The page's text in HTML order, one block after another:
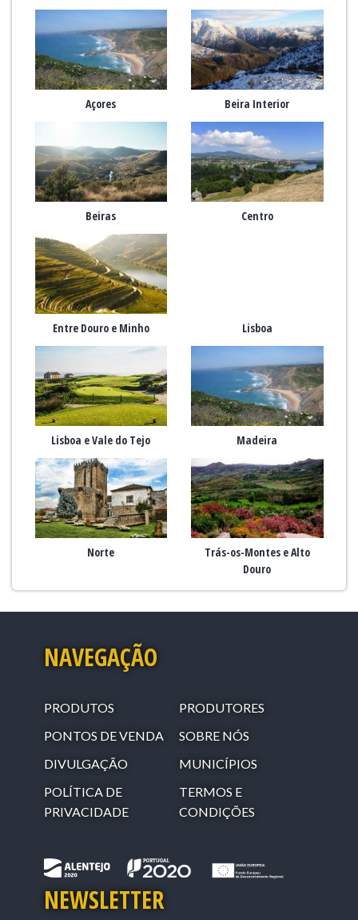
Açores Beira Interior
Beiras Centro
Entre Douro e Minho Lisboa
Lisboa e Vale do Tejo Madeira
Norte
Trás-os-Montes e Alto
Douro
NAVEGAÇÃO
PRODUTOS
PRODUTORES
PONTOS DE VENDA
SOBRE NÓS
DIVULGAÇÃO
MUNICÍPIOS
POLÍTICA DE
PRIVACIDADE
TERMOS E
CONDIÇÕES
NEWSLETTER